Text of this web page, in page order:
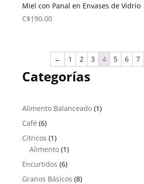
Miel con Panal en Envases de Vidrio
C$190.00
← 1 2 3 4 5 6 7
Categorías
Alimento Balanceado 11
Café 66
productos
Cítricos 11
producto
Alimento 11
producto
Encurtidos 66
productos
Granos Básicos 88